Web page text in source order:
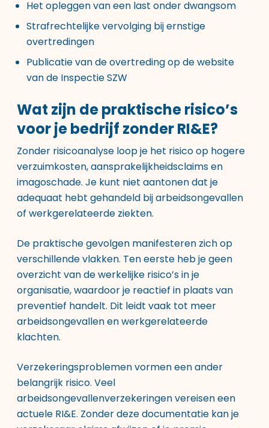
Het opleggen van een last onder dwangsom
Strafrechtelijke vervolging bij ernstige
overtredingen
Publicatie van de overtreding op de website
van de Inspectie SZW
Wat zijn de praktische risico’s
voor je bedrijf zonder RI&E?
Zonder risicoanalyse loop je het risico op hogere
verzuimkosten, aansprakelijkheidsclaims en
imagoschade. Je kunt niet aantonen dat je
adequaat hebt gehandeld bij arbeidsongevallen
of werkgerelateerde ziekten.
De praktische gevolgen manifesteren zich op
verschillende vlakken. Ten eerste heb je geen
overzicht van de werkelijke risico’s in je
organisatie, waardoor je reactief in plaats van
preventief handelt. Dit leidt vaak tot meer
arbeidsongevallen en werkgerelateerde
klachten.
Verzekeringsproblemen vormen een ander
belangrijk risico. Veel
arbeidsongevallenverzekeringen vereisen een
actuele RI&E. Zonder deze documentatie kan je